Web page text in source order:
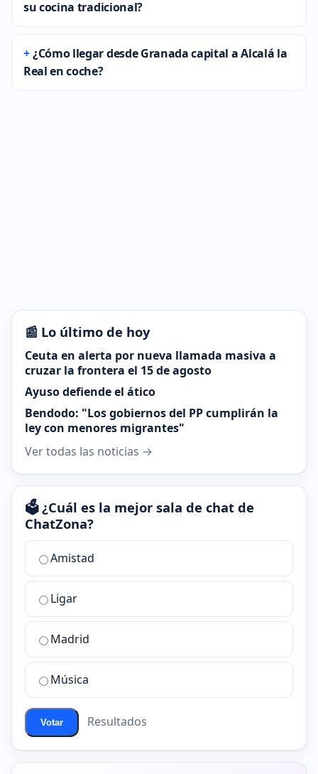
su cocina tradicional?
¿Cómo llegar desde Granada capital a Alcalá la
Real en coche?
📰 Lo último de hoy
Ceuta en alerta por nueva llamada masiva a
cruzar la frontera el 15 de agosto
Ayuso defiende el ático
Bendodo: "Los gobiernos del PP cumplirán la
ley con menores migrantes"
Ver todas las noticias →
🗳️ ¿Cuál es la mejor sala de chat de
ChatZona?
¿Cuál
la
mejor
sala
chat
ChatZona?
Amistad
Ligar
Madrid
Música
Votar Resultados